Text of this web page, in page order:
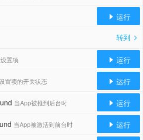
 运行
转到 
置项  运行
置项的开关状态  运行
当App被推到后台时  运行
当App被激活到前台时  运行